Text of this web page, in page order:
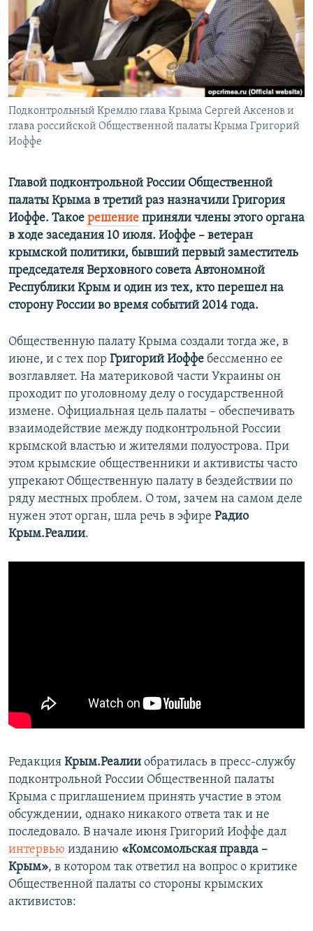
ПОБЕДИТЕЛЕЙ НЕ СУДЯТ?
КРЫМ.НЕПОКОРЕННЫЙ
ELIFBE
УКРАИНСКАЯ ПРОБЛЕМА КРЫМА
ПРИСОЕДИНЯЙТЕСЬ!
Все сайты RFE/RL
Подконтрольный Кремлю глава Крыма Сергей Аксенов и
глава российской Общественной палаты Крыма Григорий
Иоффе
Главой подконтрольной России Общественной
палаты Крыма в третий раз назначили Григория
Иоффе. Такое решение приняли члены этого органа
в ходе заседания 10 июля. Иоффе – ветеран
крымской политики, бывший первый заместитель
председателя Верховного совета Автономной
Республики Крым и один из тех, кто перешел на
сторону России во время событий 2014 года.
Общественную палату Крыма создали тогда же, в
июне, и с тех пор Григорий Иоффе бессменно ее
возглавляет. На материковой части Украины он
проходит по уголовному делу о государственной
измене. Официальная цель палаты – обеспечивать
взаимодействие между подконтрольной России
крымской властью и жителями полуострова. При
этом крымские общественники и активисты часто
упрекают Общественную палату в бездействии по
ряду местных проблем. О том, зачем на самом деле
нужен этот орган, шла речь в эфире Радио
Крым.Реалии.
Редакция Крым.Реалии обратилась в пресс-службу
подконтрольной России Общественной палаты
Крыма с приглашением принять участие в этом
обсуждении, однако никакого ответа так и не
последовало. В начале июня Григорий Иоффе дал
интервью изданию «Комсомольская правда –
Крым», в котором так ответил на вопрос о критике
Общественной палаты со стороны крымских
активистов: